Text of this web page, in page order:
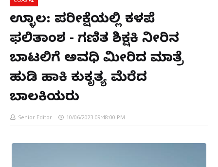
COASTAL
ಉಳ್ಳಾಲ: ಪರೀಕ್ಷೆಯಲ್ಲಿ ಕಳಪೆ
ಫಲಿತಾಂಶ - ಗಣಿತ ಶಿಕ್ಷಕಿ ನೀರಿನ
ಬಾಟಲಿಗೆ ಅವಧಿ ಮೀರಿದ ಮಾತ್ರೆ
ಹುಡಿ ಹಾಕಿ ಕುಕೃತ್ಯ ಮೆರೆದ
ಬಾಲಕಿಯರು
Senior Editor 10/06/2023 09:48:00 PM